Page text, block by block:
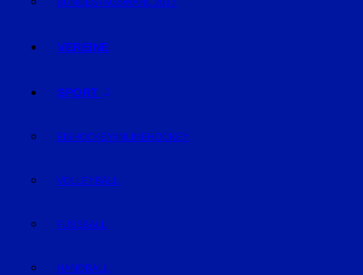
BUNDESTAGSWAHL 2017
VEREINE
SPORT
EISHOCKEY/INLINEHOCKEY
VOLLEYBALL
FUSSBALL
HANDBALL